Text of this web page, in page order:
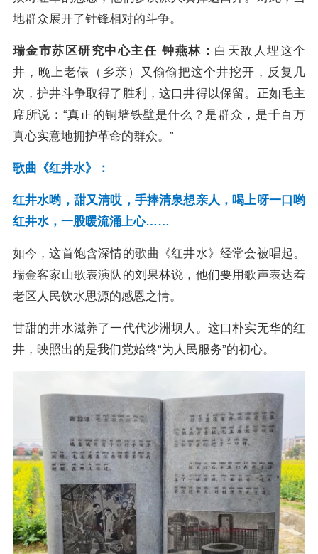
地群众展开了针锋相对的斗争。
瑞金市苏区研究中心主任 钟燕林： 白天敌人埋这个
井，晚上老俵（乡亲）又偷偷把这个井挖开，反复几
次，护井斗争取得了胜利，这口井得以保留。正如毛主
席所说：“真正的铜墙铁壁是什么？是群众，是千百万
真心实意地拥护革命的群众。”
歌曲《红井水》：
红井水哟，甜又清哎，手捧清泉想亲人，喝上呀一口哟
红井水，一股暖流涌上心……
如今，这首饱含深情的歌曲《红井水》经常会被唱起。
瑞金客家山歌表演队的刘果林说，他们要用歌声表达着
老区人民饮水思源的感恩之情。
甘甜的井水滋养了一代代沙洲坝人。这口朴实无华的红
井，映照出的是我们党始终“为人民服务”的初心。